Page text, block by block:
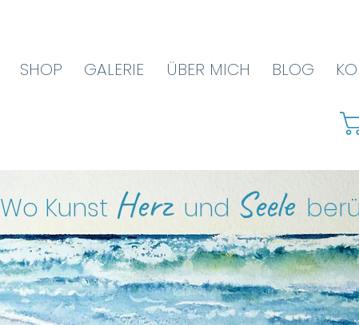
SHOP GALERIE ÜBER MICH BLOG
Wo Kunst Herz und Seele